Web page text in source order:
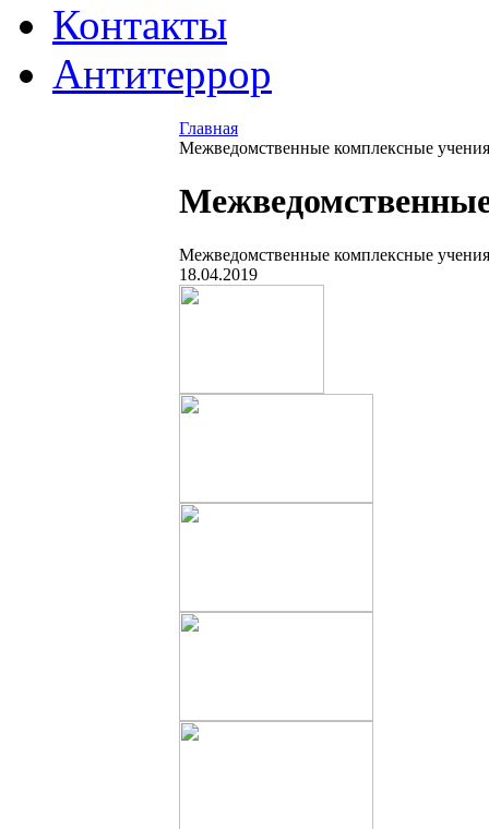
Контакты
Антитеррор
Главная
Межведомственные комплексные
Межведомственные комплексные
18.04.2019